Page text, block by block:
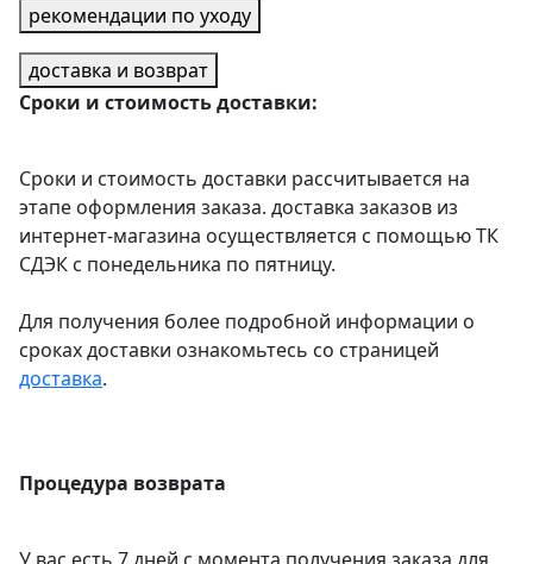
рекомендации по уходу
доставка и возврат
Сроки и стоимость доставки:
Сроки и стоимость доставки рассчитывается на
этапе оформления заказа. доставка заказов из
интернет-магазина осуществляется с помощью ТК
СДЭК с понедельника по пятницу.
Для получения более подробной информации о
сроках доставки ознакомьтесь со страницей
доставка.
Процедура возврата